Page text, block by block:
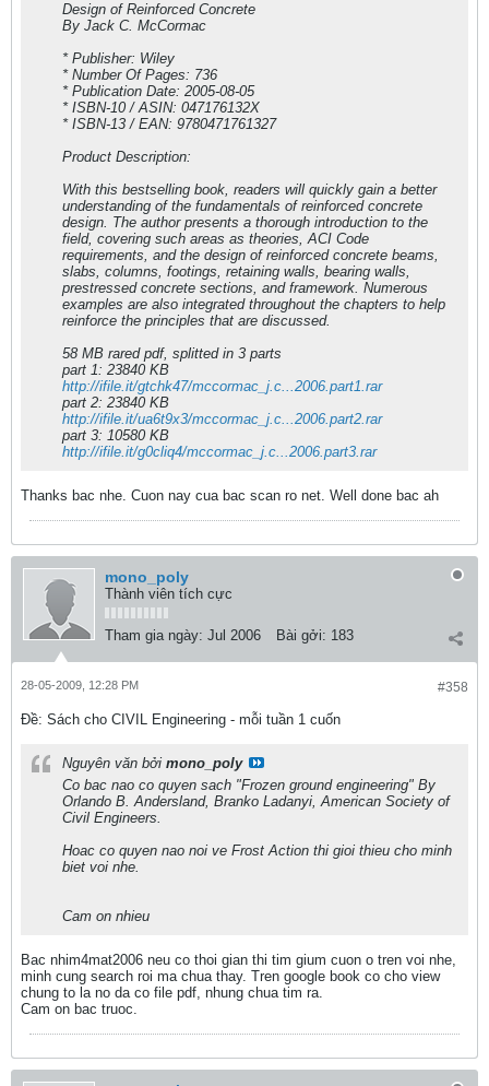
Design of Reinforced Concrete
By Jack C. McCormac
* Publisher: Wiley
* Number Of Pages: 736
* Publication Date: 2005-08-05
* ISBN-10 / ASIN: 047176132X
* ISBN-13 / EAN: 9780471761327
Product Description:
With this bestselling book, readers will quickly gain a better
understanding of the fundamentals of reinforced concrete
design. The author presents a thorough introduction to the
field, covering such areas as theories, ACI Code
requirements, and the design of reinforced concrete beams,
slabs, columns, footings, retaining walls, bearing walls,
prestressed concrete sections, and framework. Numerous
examples are also integrated throughout the chapters to help
reinforce the principles that are discussed.
58 MB rared pdf, splitted in 3 parts
part 1: 23840 KB
http://ifile.it/gtchk47/mccormac_j.c...2006.part1.rar
part 2: 23840 KB
http://ifile.it/ua6t9x3/mccormac_j.c...2006.part2.rar
part 3: 10580 KB
http://ifile.it/g0cliq4/mccormac_j.c...2006.part3.rar
Thanks bac nhe. Cuon nay cua bac scan ro net. Well done bac ah
mono_poly
Thành viên tích cực
Tham gia ngày: Jul 2006 Bài gởi: 183
#358
28-05-2009, 12:28 PM
Ðề: Sách cho CIVIL Engineering - mỗi tuần 1 cuốn
Nguyên văn bởi mono_poly
Co bac nao co quyen sach "Frozen ground engineering" By
Orlando B. Andersland, Branko Ladanyi, American Society of
Civil Engineers.
Hoac co quyen nao noi ve Frost Action thi gioi thieu cho minh
biet voi nhe.
Cam on nhieu
Bac nhim4mat2006 neu co thoi gian thi tim gium cuon o tren voi nhe,
minh cung search roi ma chua thay. Tren google book co cho view
chung to la no da co file pdf, nhung chua tim ra.
Cam on bac truoc.